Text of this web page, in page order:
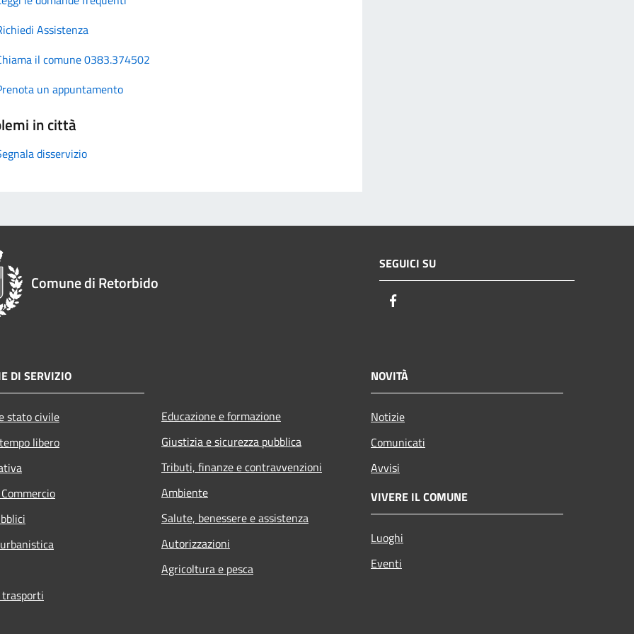
Assistenza
il comune 0383.374502
un appuntamento
in città
disservizio
Comune di Retorbido
SEGUICI SU
DI SERVIZIO
stato civile
libero
Educazione e formazione
Giustizia e sicurezza pubblica
Tributi, finanze e contravvenzioni
Ambiente
Salute, benessere e assistenza
Autorizzazioni
Agricoltura e pesca
NOVITÀ
Notizie
Comunicati
Avvisi
VIVERE IL COMUNE
Luoghi
Eventi